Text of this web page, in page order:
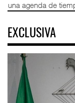
una agenda de
EXCLUSIVA